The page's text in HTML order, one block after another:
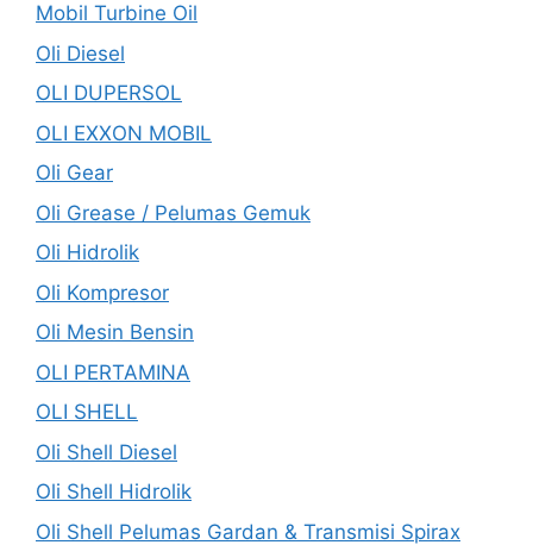
Mobil Turbine Oil
Oli Diesel
OLI DUPERSOL
OLI EXXON MOBIL
Oli Gear
Oli Grease / Pelumas Gemuk
Oli Hidrolik
Oli Kompresor
Oli Mesin Bensin
OLI PERTAMINA
OLI SHELL
Oli Shell Diesel
Oli Shell Hidrolik
Oli Shell Pelumas Gardan & Transmisi Spirax